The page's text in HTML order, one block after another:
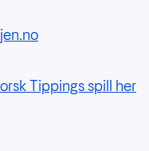
Tippings spill her